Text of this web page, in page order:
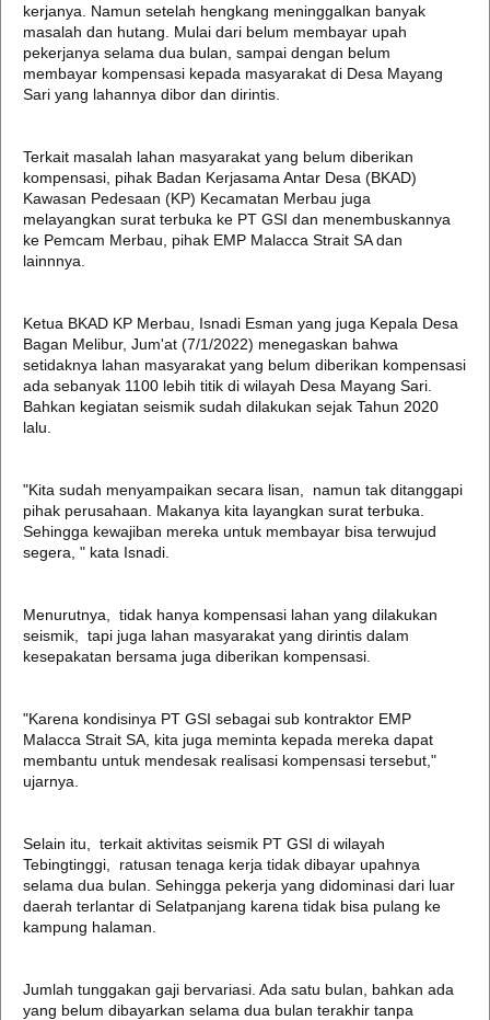
kerjanya. Namun setelah hengkang meninggalkan banyak
masalah dan hutang. Mulai dari belum membayar upah
pekerjanya selama dua bulan, sampai dengan belum
membayar kompensasi kepada masyarakat di Desa Mayang
Sari yang lahannya dibor dan dirintis.
Terkait masalah lahan masyarakat yang belum diberikan
kompensasi, pihak Badan Kerjasama Antar Desa (BKAD)
Kawasan Pedesaan (KP) Kecamatan Merbau juga
melayangkan surat terbuka ke PT GSI dan menembuskannya
ke Pemcam Merbau, pihak EMP Malacca Strait SA dan
lainnnya.
Ketua BKAD KP Merbau, Isnadi Esman yang juga Kepala Desa
Bagan Melibur, Jum'at (7/1/2022) menegaskan bahwa
setidaknya lahan masyarakat yang belum diberikan kompensasi
ada sebanyak 1100 lebih titik di wilayah Desa Mayang Sari.
Bahkan kegiatan seismik sudah dilakukan sejak Tahun 2020
lalu.
"Kita sudah menyampaikan secara lisan, namun tak ditanggapi
pihak perusahaan. Makanya kita layangkan surat terbuka.
Sehingga kewajiban mereka untuk membayar bisa terwujud
segera, " kata Isnadi.
Menurutnya, tidak hanya kompensasi lahan yang dilakukan
seismik, tapi juga lahan masyarakat yang dirintis dalam
kesepakatan bersama juga diberikan kompensasi.
"Karena kondisinya PT GSI sebagai sub kontraktor EMP
Malacca Strait SA, kita juga meminta kepada mereka dapat
membantu untuk mendesak realisasi kompensasi tersebut,"
ujarnya.
Selain itu, terkait aktivitas seismik PT GSI di wilayah
Tebingtinggi, ratusan tenaga kerja tidak dibayar upahnya
selama dua bulan. Sehingga pekerja yang didominasi dari luar
daerah terlantar di Selatpanjang karena tidak bisa pulang ke
kampung halaman.
Jumlah tunggakan gaji bervariasi. Ada satu bulan, bahkan ada
yang belum dibayarkan selama dua bulan terakhir tanpa